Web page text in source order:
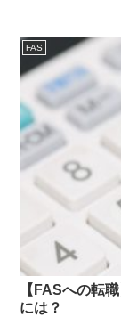
FAS
【FASへの転
には？